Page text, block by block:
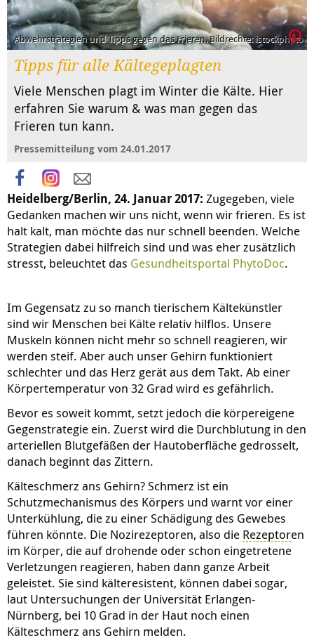
Abwehrstrategien und Tipps gegen das Frieren. Bildrechte: istockphoto
Tipps für alle Kältegeplagten
Viele Menschen plagt im Winter die Kälte. Hier
erfahren Sie warum & was man gegen das
Frieren tun kann.
Pressemitteilung vom 24.01.2017
Heidelberg/Berlin, 24. Januar 2017: Zugegeben, viele
Gedanken machen wir uns nicht, wenn wir frieren. Es ist
halt kalt, man möchte das nur schnell beenden. Welche
Strategien dabei hilfreich sind und was eher zusätzlich
stresst, beleuchtet das Gesundheitsportal PhytoDoc.
Im Gegensatz zu so manch tierischem Kältekünstler
sind wir Menschen bei Kälte relativ hilflos. Unsere
Muskeln können nicht mehr so schnell reagieren, wir
werden steif. Aber auch unser Gehirn funktioniert
schlechter und das Herz gerät aus dem Takt. Ab einer
Körpertemperatur von 32 Grad wird es gefährlich.
Bevor es soweit kommt, setzt jedoch die körpereigene
Gegenstrategie ein. Zuerst wird die Durchblutung in den
arteriellen Blutgefäßen der Hautoberfläche gedrosselt,
danach beginnt das Zittern.
Kälteschmerz ans Gehirn? Schmerz ist ein
Schutzmechanismus des Körpers und warnt vor einer
Unterkühlung, die zu einer Schädigung des Gewebes
führen könnte. Die Nozirezeptoren, also die Rezeptoren
im Körper, die auf drohende oder schon eingetretene
Verletzungen reagieren, haben dann ganze Arbeit
geleistet. Sie sind kälteresistent, können dabei sogar,
laut Untersuchungen der Universität Erlangen-
Nürnberg, bei 10 Grad in der Haut noch einen
Kälteschmerz ans Gehirn melden.